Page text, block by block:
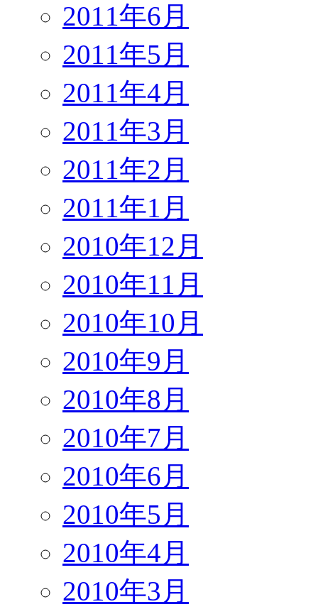
2011年6月
2011年5月
2011年4月
2011年3月
2011年2月
2011年1月
2010年12月
2010年11月
2010年10月
2010年9月
2010年8月
2010年7月
2010年6月
2010年5月
2010年4月
2010年3月